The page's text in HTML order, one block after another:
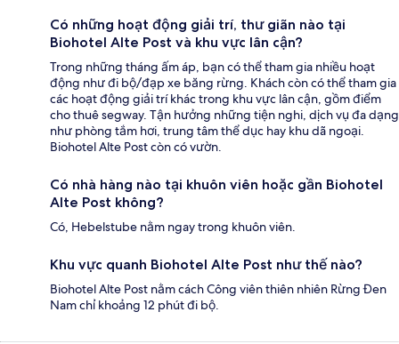
Có những hoạt động giải trí, thư giãn nào tại
Biohotel Alte Post và khu vực lân cận?
Trong những tháng ấm áp, bạn có thể tham gia nhiều hoạt
động như đi bộ/đạp xe băng rừng. Khách còn có thể tham gia
các hoạt động giải trí khác trong khu vực lân cận, gồm điểm
cho thuê segway. Tận hưởng những tiện nghi, dịch vụ đa dạng
như phòng tắm hơi, trung tâm thể dục hay khu dã ngoại.
Biohotel Alte Post còn có vườn.
Có nhà hàng nào tại khuôn viên hoặc gần Biohotel
Alte Post không?
Có, Hebelstube nằm ngay trong khuôn viên.
Khu vực quanh Biohotel Alte Post như thế nào?
Biohotel Alte Post nằm cách Công viên thiên nhiên Rừng Đen
Nam chỉ khoảng 12 phút đi bộ.